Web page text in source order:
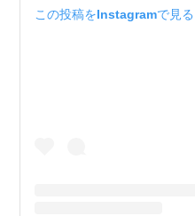
この投稿をInstagramで見る